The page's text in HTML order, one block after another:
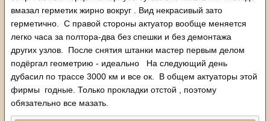
вмазал герметик жирно вокруг . Вид некрасивый зато
герметично. С правой стороны актуатор вообще меняется
легко часа за полтора-два без спешки и без демонтажа
других узлов. После снятия штанки мастер первым делом
подёргал геометрию - идеально На следующий день
дубасил по трассе 3000 км и все ок. В общем актуаторы этой
фирмы годные. Только прокладки отстой , поэтому
обязательно все мазать.